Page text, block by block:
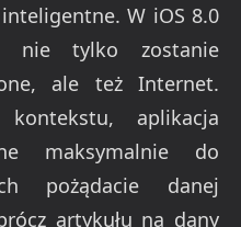
W iOS 8.0
nie tylko zostanie
ale też Internet.
kontekstu, aplikacja
maksymalnie do
pożądacie danej
artykułu na dany